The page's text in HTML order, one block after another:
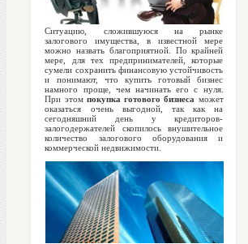
Ситуацию, сложившуюся на рынке
залогового имущества, в известной мере
можно назвать благоприятной. По крайней
мере, для тех предпринимателей, которые
сумели сохранить финансовую устойчивость
и понимают, что купить готовый бизнес
намного проще, чем начинать его с нуля.
При этом покупка готового бизнеса может
оказаться очень выгодной, так как на
сегодняшний день у кредиторов-
залогодержателей скопилось внушительное
количество залогового оборудования и
коммерческой недвижимости.